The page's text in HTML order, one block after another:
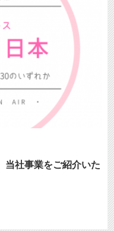
当社事業をご紹介いた